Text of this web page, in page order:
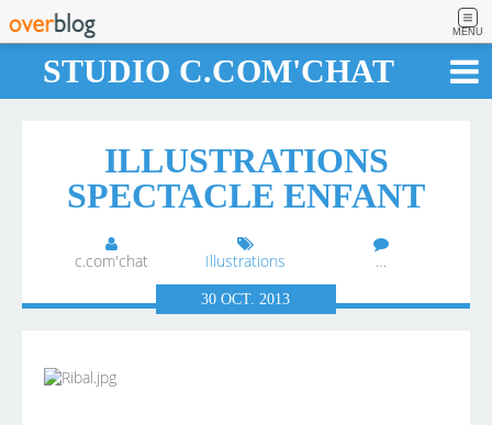
MENU
STUDIO C.COM'CHAT
ILLUSTRATIONS
SPECTACLE ENFANT
c.com'chat Illustrations …
30OCT.2013